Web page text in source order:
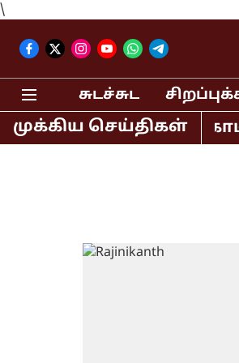
\
சுடச்சுட
முக்கிய செய்திகள்
மட்டும் 400